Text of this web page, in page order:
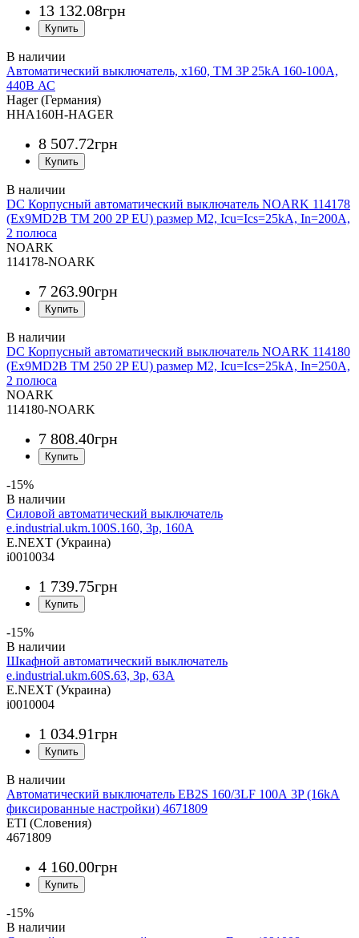
13 132.08грн
Автоматический выключатель, x160, TM 3P 25kA 160-100A,
440В АС
Hager (Германия)
HHA160H-HAGER
8 507.72грн
DC Корпусный автоматический выключатель NOARK 114178
(Ex9MD2B TM 200 2P EU) размер M2, Icu=Ics=25kA, In=200A,
2 полюса
NOARK
114178-NOARK
7 263.90грн
DC Корпусный автоматический выключатель NOARK 114180
(Ex9MD2B TM 250 2P EU) размер M2, Icu=Ics=25kA, In=250A,
2 полюса
NOARK
114180-NOARK
7 808.40грн
-15%
Силовой автоматический выключатель
e.industrial.ukm.100S.160, 3р, 160А
E.NEXT (Украина)
i0010034
1 739.75грн
-15%
Шкафной автоматический выключатель
e.industrial.ukm.60S.63, 3р, 63А
E.NEXT (Украина)
i0010004
1 034.91грн
Автоматический выключатель EB2S 160/3LF 100А 3P (16kA
фиксированные настройки) 4671809
ETI (Словения)
4671809
4 160.00грн
-15%